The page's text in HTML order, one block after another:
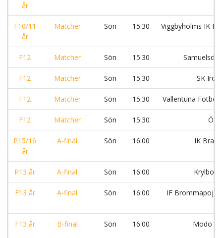
år
F10/11
år
Matcher Sön 15:30 Viggbyholms IK
F12 Matcher Sön 15:30
F12 Matcher Sön 15:30 SK
F12 Matcher Sön 15:30 Vallentuna
F12 Matcher Sön 15:30
P15/16
år
A-final Sön 16:00 IK
P13 år A-final Sön 16:00 Krylbo
F13 år A-final Sön 16:00 IF
F13 år B-final Sön 16:00 Modo